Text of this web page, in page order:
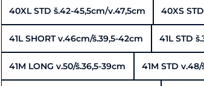
40XL STD š.42-45,5cm/v.47,5cm 40XS
41L SHORT v.46cm/š.39,5-42cm 41L STD
41M LONG v.50/š.36,5-39cm 41M STD